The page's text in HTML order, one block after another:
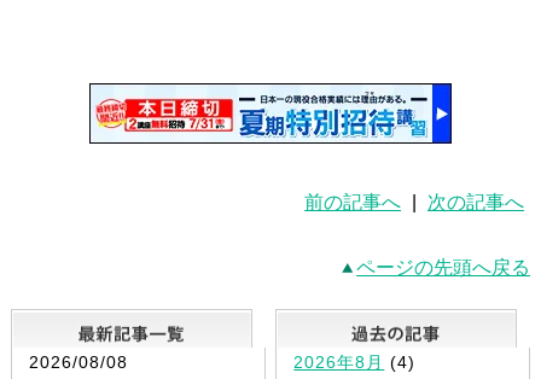
前の記事へ 次の記事へ
ページの先頭へ戻る
最新記事一覧
2026/08/08
2026年8月 (4)